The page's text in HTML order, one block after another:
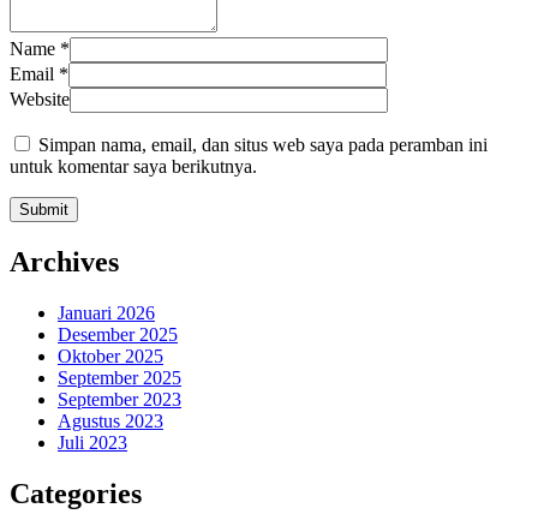
Name *
Email *
Website
Simpan nama, email, dan situs web saya pada peramban ini
untuk komentar saya berikutnya.
Archives
Januari 2026
Desember 2025
Oktober 2025
September 2025
September 2023
Agustus 2023
Juli 2023
Categories